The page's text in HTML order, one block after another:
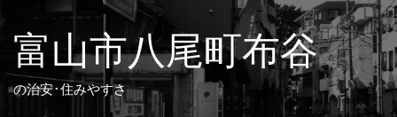
富山市八尾町布谷
の治安･住みやすさ